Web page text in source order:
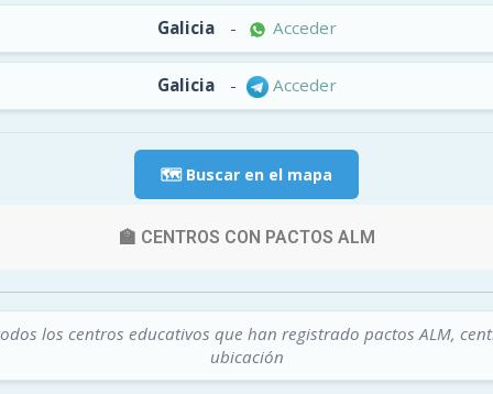
Galicia - Acceder
Galicia - Acceder
🗺️ Buscar en el mapa
🏫 CENTROS CON PACTOS ALM
los centros educativos que han registrado pactos ALM,
ubicación